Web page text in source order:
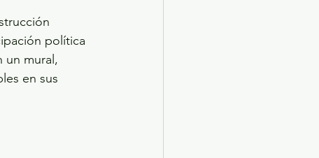
política
un mural,
en sus